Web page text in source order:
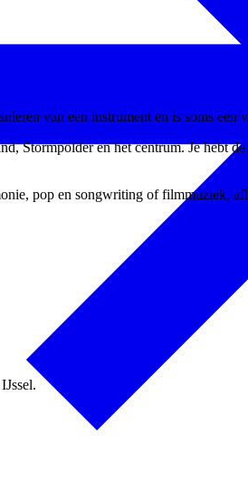
van een instrument en is soms
Stormpolder en het centrum. Je hebt
pop en songwriting of filmmuziek,